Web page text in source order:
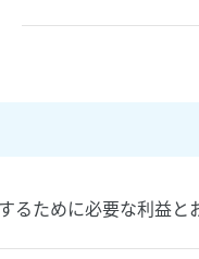
るために必要な利益と